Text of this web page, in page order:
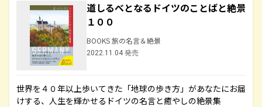
道しるべとなるドイツのことばと絶景
１００
BOOKS 旅の名言＆絶景
2022.11.04 発売
世界を４０年以上歩いてきた「地球の歩き方」があなたにお届
けする、人生を輝かせるドイツの名言と癒やしの絶景集